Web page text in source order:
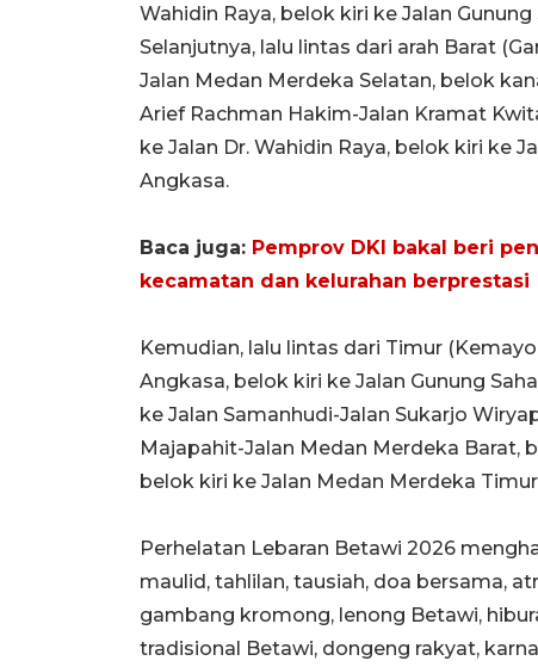
Wahidin Raya, belok kiri ke Jalan
Selanjutnya, lalu lintas dari arah Barat
Jalan Medan Merdeka Selatan, belok
Arief Rachman Hakim-Jalan Kramat
ke Jalan Dr. Wahidin Raya, belok kiri ke
Angkasa.
Baca juga: Pemprov DKI bakal beri
kecamatan dan kelurahan berprestasi
Kemudian, lalu lintas dari Timur
Angkasa, belok kiri ke Jalan Gunung
ke Jalan Samanhudi-Jalan Sukarjo
Majapahit-Jalan Medan Merdeka Barat,
belok kiri ke Jalan Medan Merdeka
Perhelatan Lebaran Betawi 2026
maulid, tahlilan, tausiah, doa bersama,
gambang kromong, lenong Betawi,
tradisional Betawi, dongeng rakyat,